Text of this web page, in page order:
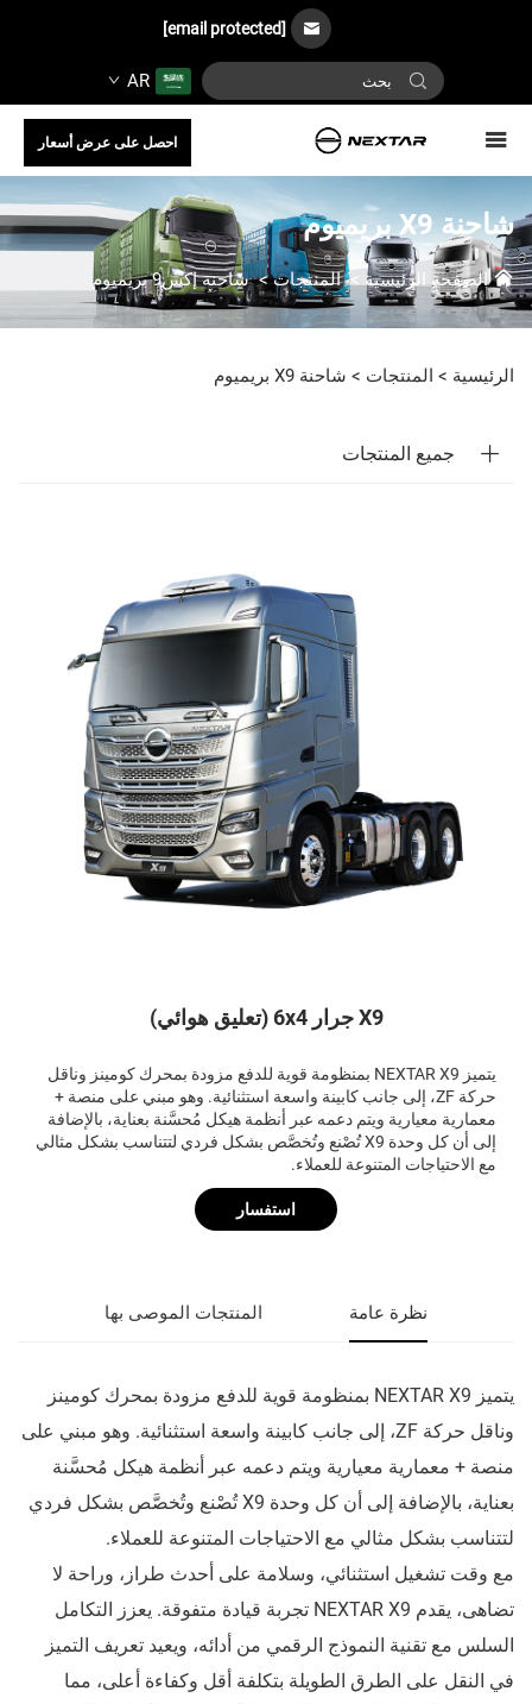
[email protected]
AR
احصل على عرض أسعار
شاحنة X9 بريميوم
الصفحة الرئيسية >المنتجات>شاحنة إكس9 بريميوم
الرئيسية > المنتجات > شاحنة X9 بريميوم
جميع المنتجات
X9 جرار 6x4 (تعليق هوائي)
يتميز NEXTAR X9 بمنظومة قوية للدفع مزودة بمحرك كومينز وناقل
حركة ZF، إلى جانب كابينة واسعة استثنائية. وهو مبني على منصة +
معمارية معيارية ويتم دعمه عبر أنظمة هيكل مُحسَّنة بعناية، بالإضافة
إلى أن كل وحدة X9 تُصْنع وتُخصَّص بشكل فردي لتتناسب بشكل مثالي
مع الاحتياجات المتنوعة للعملاء.
استفسار
نظرة عامة المنتجات الموصى بها
يتميز NEXTAR X9 بمنظومة قوية للدفع مزودة بمحرك كومينز
وناقل حركة ZF، إلى جانب كابينة واسعة استثنائية. وهو مبني على
منصة + معمارية معيارية ويتم دعمه عبر أنظمة هيكل مُحسَّنة
بعناية، بالإضافة إلى أن كل وحدة X9 تُصْنع وتُخصَّص بشكل فردي
لتتناسب بشكل مثالي مع الاحتياجات المتنوعة للعملاء.
مع وقت تشغيل استثنائي، وسلامة على أحدث طراز، وراحة لا
تضاهى، يقدم NEXTAR X9 تجربة قيادة متفوقة. يعزز التكامل
السلس مع تقنية النموذج الرقمي من أدائه، ويعيد تعريف التميز
في النقل على الطرق الطويلة بتكلفة أقل وكفاءة أعلى، مما